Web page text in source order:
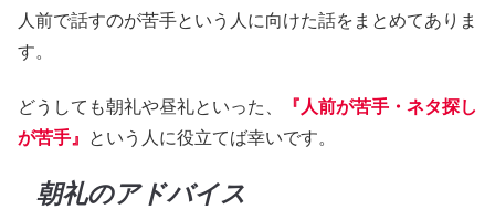
人前で話すのが苦手という人に向けた話をまとめてありま
す。
どうしても朝礼や昼礼といった、
『人前が苦手・ネタ探し
が苦手』
という人に役立てば幸いです。
朝礼のアドバイス